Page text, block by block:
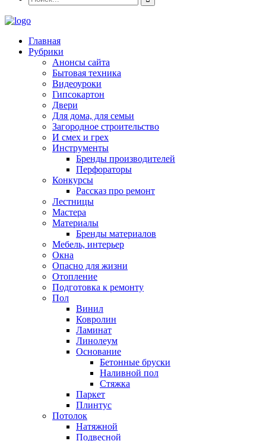
Главная
Рубрики
Анонсы сайта
Бытовая техника
Видеоуроки
Гипсокартон
Двери
Для дома, для семьи
Загородное строительство
И смех и грех
Инструменты
Бренды производителей
Перфораторы
Конкурсы
Рассказ про ремонт
Лестницы
Мастера
Материалы
Бренды материалов
Мебель, интерьер
Окна
Опасно для жизни
Отопление
Подготовка к ремонту
Пол
Винил
Ковролин
Ламинат
Линолеум
Основание
Бетонные бруски
Наливной пол
Стяжка
Паркет
Плинтус
Потолок
Натяжной
Подвесной